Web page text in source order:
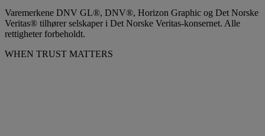
Varemerkene DNV GL®, DNV®, Horizon Graphic og Det Norske
Veritas® tilhører selskaper i Det Norske Veritas-konsernet. Alle
rettigheter forbeholdt.
WHEN TRUST MATTERS